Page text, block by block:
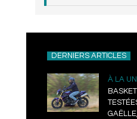
DERNIERS ARTICLES
À LA